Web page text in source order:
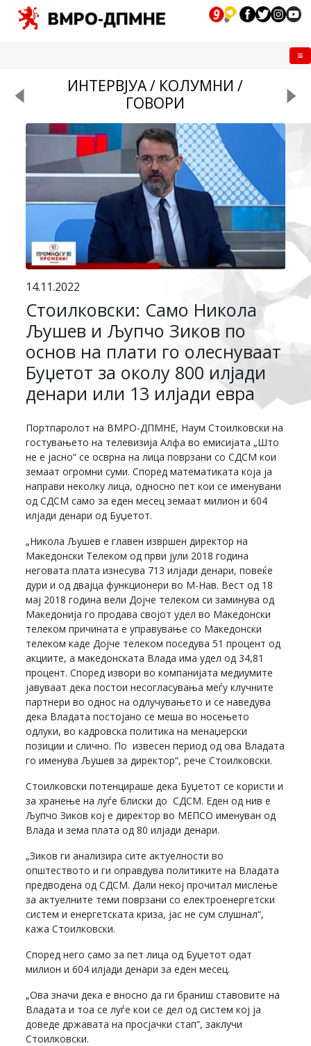
ИНТЕРВЈУА / КОЛУМНИ /
ГОВОРИ
14.11.2022
Стоилковски: Само Никола
Љушев и Љупчо Зиков по
основ на плати го олеснуваат
Буџетот за околу 800 илјади
денари или 13 илјади евра
Портпаролот на ВМРО-ДПМНЕ, Наум Стоилковски на
гостувањето на телевизија Алфа во емисијата „Што
не е јасно“ се осврна на лица поврзани со СДСМ кои
земаат огромни суми. Според математиката која ја
направи неколку лица, односно пет кои се именувани
од СДСМ само за еден месец земаат милион и 604
илјади денари од Буџетот.
„Никола Љушев е главен извршен директор на
Македонски Телеком од први јули 2018 година
неговата плата изнесува 713 илјади денари, повеќе
дури и од двајца функционери во М-Нав. Вест од 18
мај 2018 година вели Дојче телеком си заминува од
Македонија го продава својот удел во Македонски
телеком причината е управување со Македонски
телеком каде Дојче телеком поседува 51 процент од
акциите, а македонската Влада има удел од 34,81
процент. Според извори во компанијата медиумите
јавуваат дека постои несогласувања меѓу клучните
партнери во однос на одлучувањето и се наведува
дека Владата постојано се меша во носењето
одлуки, во кадровска политика на менаџерски
позиции и слично. По извесен период од ова Владата
го именува Љушев за директор“, рече Стоилковски.
Стоилковски потенцираше дека Буџетот се користи и
за хранење на луѓе блиски до СДСМ. Еден од нив е
Љупчо Зиков кој е директор во МЕПСО именуван од
Влада и зема плата од 80 илјади денари.
„Зиков ги анализира сите актуелности во
општеството и ги оправдува политиките на Владата
предводена од СДСМ. Дали некој прочитал мислење
за актуелните теми поврзани со електроенергетски
систем и енергетската криза, јас не сум слушнал“,
кажа Стоилковски.
Според него само за пет лица од Буџетот одат
милион и 604 илјади денари за еден месец.
„Ова значи дека е вносно да ги браниш ставовите на
Владата и тоа се луѓе кои се дел од систем кој ја
доведе државата на просјачки стап“, заклучи
Стоилковски.